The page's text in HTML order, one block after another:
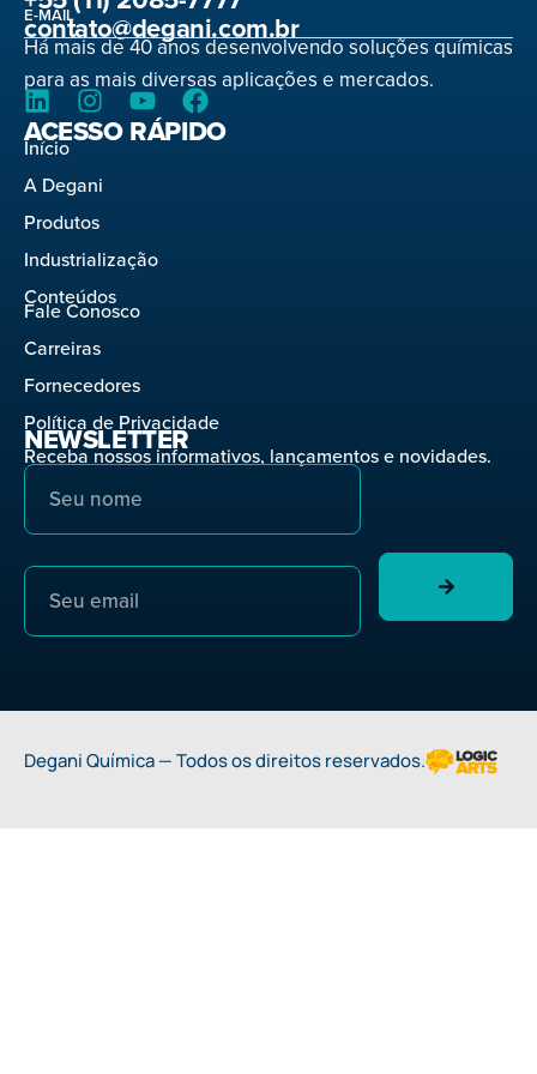
E-MAIL
contato@degani.com.br
Há mais de 40 anos desenvolvendo soluções químicas
para as mais diversas aplicações e mercados.
ACESSO RÁPIDO
Início
A Degani
Produtos
Industrialização
Conteúdos
Fale Conosco
Carreiras
Fornecedores
Política de Privacidade
NEWSLETTER
Receba nossos informativos, lançamentos e novidades.
Degani Química — Todos os direitos reservados.